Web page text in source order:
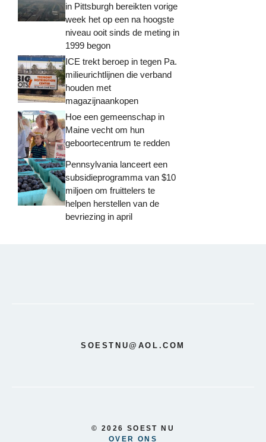
in Pittsburgh bereikten vorige
week het op een na hoogste
niveau ooit sinds de meting in
1999 begon
ICE trekt beroep in tegen Pa.
milieurichtlijnen die verband
houden met
magazijnaankopen
Hoe een gemeenschap in
Maine vecht om hun
geboortecentrum te redden
Pennsylvania lanceert een
subsidieprogramma van $10
miljoen om fruittelers te
helpen herstellen van de
bevriezing in april
SOESTNU@AOL.COM
© 2026 SOEST NU
OVER ONS